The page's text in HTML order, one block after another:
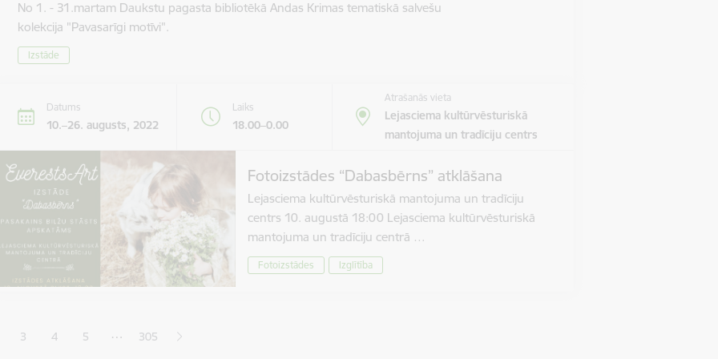
No 1. - 31.martam Daukstu pagasta bibliotēkā Andas Krimas tematiskā salvešu
kolekcija "Pavasarīgi motīvi".
Izstāde
Datums
10.–26. augusts, 2022
Laiks
18.00–0.00
Atrašanās vieta
Lejasciema kultūrvēsturiskā
mantojuma un tradīciju centrs
Fotoizstādes “Dabasbērns” atklāšana
Lejasciema kultūrvēsturiskā mantojuma un tradīciju
centrs 10. augustā 18:00 Lejasciema kultūrvēsturiskā
mantojuma un tradīciju centrā …
Fotoizstādes Izglītība
lapaLapa
3 Lapa
4 Lapa
5 … 305